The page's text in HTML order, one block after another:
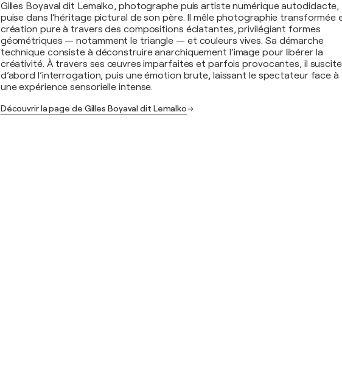
Gilles Boyaval dit Lemalko, photographe puis artiste numérique autodidacte,
puise dans l’héritage pictural de son père. Il mêle photographie transformée
création pure à travers des compositions éclatantes, privilégiant formes
géométriques — notamment le triangle — et couleurs vives. Sa démarche
technique consiste à déconstruire anarchiquement l’image pour libérer la
créativité. À travers ses œuvres imparfaites et parfois provocantes, il suscite
d’abord l’interrogation, puis une émotion brute, laissant le spectateur face à
une expérience sensorielle intense.
Découvrir la page de Gilles Boyaval dit Lemalko